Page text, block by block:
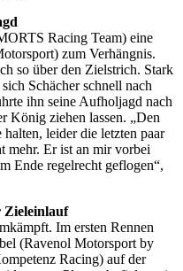
Racing Team) eine
zum Verhängnis.
so über den Zielstrich. Stark
Schächer schnell nach
ihn seine Aufholjagd nach
König ziehen lassen. „Den
leider die letzten paar
mehr. Er ist an mir vorbei
Ende regelrecht geflogen“,
Zieleinlauf
Im ersten Rennen
(Ravenol Motorsport by
Racing) auf der